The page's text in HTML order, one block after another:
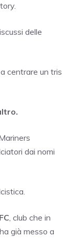
delle
centrare un tris
dai nomi
, club che in
già messo a